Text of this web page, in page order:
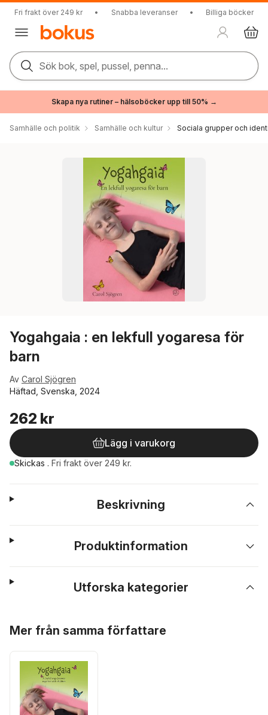
Fri frakt över 249 kr • Snabba leveranser • Billiga böcker
Sök bok, spel, pussel, penna...
Skapa nya rutiner – hälsoböcker upp till 50% →
Samhälle och politik Samhälle och kultur Sociala grupper och
Yogahgaia : en lekfull yogaresa för
barn
Av Carol Sjögren
Häftad, Svenska, 2024
262 kr
Lägg i varukorg
Skickas . Fri frakt över 249 kr.
Beskrivning
Produktinformation
Utforska kategorier
Mer från samma författare